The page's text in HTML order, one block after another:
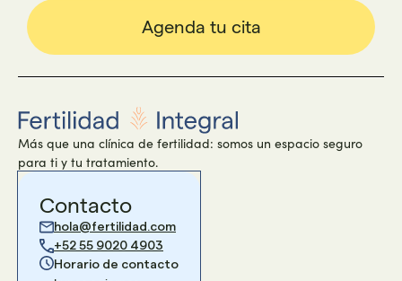
Agenda tu cita
Más que una clínica de fertilidad: somos un espacio seguro
para ti y tu tratamiento.
Contacto
hola@fertilidad.com
+52 55 9020 4903
Horario de contacto